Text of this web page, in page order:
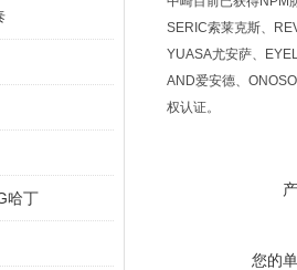
哈丁
SERIC索莱克斯、
YUASA尤安萨、
AND爱安德、
权认证。
您的